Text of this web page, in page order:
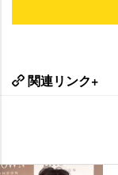
関連リンク+